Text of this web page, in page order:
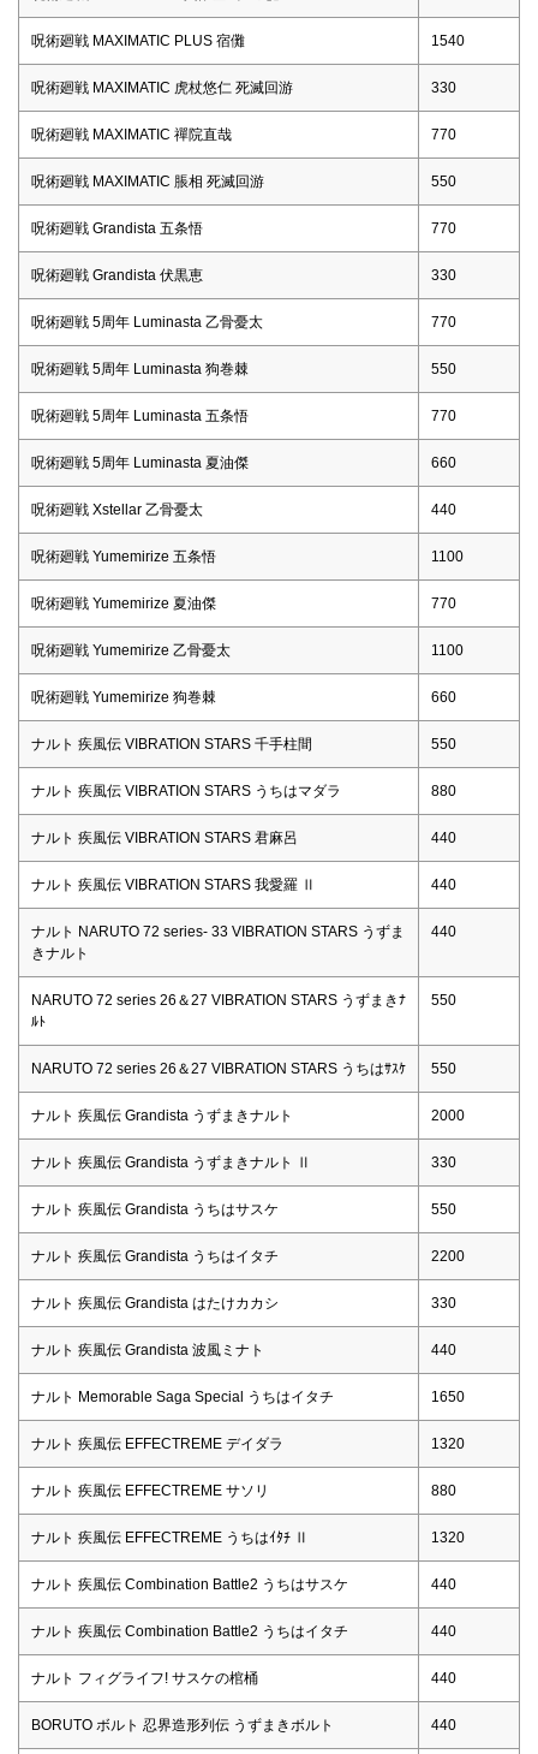
呪術廻戦 MAXIMATIC PLUS 宿儺 1540
呪術廻戦 MAXIMATIC 虎杖悠仁 死滅回游 330
呪術廻戦 MAXIMATIC 禪院直哉 770
呪術廻戦 MAXIMATIC 脹相 死滅回游 550
呪術廻戦 Grandista 五条悟 770
呪術廻戦 Grandista 伏黒恵 330
呪術廻戦 5周年 Luminasta 乙骨憂太 770
呪術廻戦 5周年 Luminasta 狗巻棘 550
呪術廻戦 5周年 Luminasta 五条悟 770
呪術廻戦 5周年 Luminasta 夏油傑 660
呪術廻戦 Xstellar 乙骨憂太 440
呪術廻戦 Yumemirize 五条悟 1100
呪術廻戦 Yumemirize 夏油傑 770
呪術廻戦 Yumemirize 乙骨憂太 1100
呪術廻戦 Yumemirize 狗巻棘 660
ナルト 疾風伝 VIBRATION STARS 千手柱間 550
ナルト 疾風伝 VIBRATION STARS うちはマダラ 880
ナルト 疾風伝 VIBRATION STARS 君麻呂 440
ナルト 疾風伝 VIBRATION STARS 我愛羅 Ⅱ 440
ナルト NARUTO 72 series- 33 VIBRATION STARS うずま
きナルト
440
NARUTO 72 series 26＆27 VIBRATION STARS うずまきﾅ
ﾙﾄ
550
NARUTO 72 series 26＆27 VIBRATION STARS うちはｻｽｹ 550
ナルト 疾風伝 Grandista うずまきナルト 2000
ナルト 疾風伝 Grandista うずまきナルト Ⅱ 330
ナルト 疾風伝 Grandista うちはサスケ 550
ナルト 疾風伝 Grandista うちはイタチ 2200
ナルト 疾風伝 Grandista はたけカカシ 330
ナルト 疾風伝 Grandista 波風ミナト 440
ナルト Memorable Saga Special うちはイタチ 1650
ナルト 疾風伝 EFFECTREME デイダラ 1320
ナルト 疾風伝 EFFECTREME サソリ 880
ナルト 疾風伝 EFFECTREME うちはｲﾀﾁ Ⅱ 1320
ナルト 疾風伝 Combination Battle2 うちはサスケ 440
ナルト 疾風伝 Combination Battle2 うちはイタチ 440
ナルト フィグライフ! サスケの棺桶 440
BORUTO ボルト 忍界造形列伝 うずまきボルト 440